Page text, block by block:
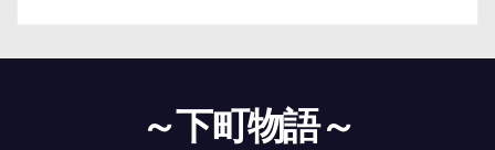
～下町物語～